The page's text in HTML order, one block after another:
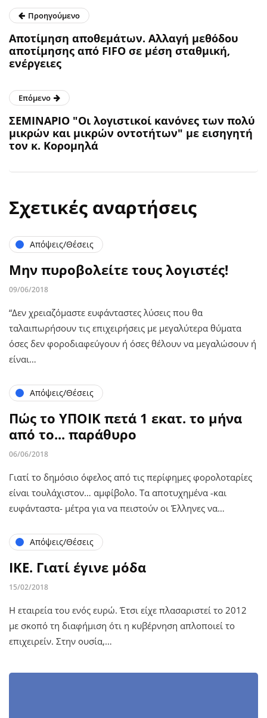
Προηγούμενο
Αποτίμηση αποθεμάτων. Αλλαγή μεθόδου
αποτίμησης από FIFΟ σε μέση σταθμική,
ενέργειες
Επόμενο
ΣΕΜΙΝΑΡΙΟ "Οι λογιστικοί κανόνες των πολύ
μικρών και μικρών οντοτήτων" με εισηγητή
τον κ. Κορομηλά
Σχετικές αναρτήσεις
Απόψεις/Θέσεις
Μην πυροβολείτε τους λογιστές!
09/06/2018
“Δεν χρειαζόμαστε ευφάνταστες λύσεις που θα
ταλαιπωρήσουν τις επιχειρήσεις με μεγαλύτερα θύματα
όσες δεν φοροδιαφεύγουν ή όσες θέλουν να μεγαλώσουν ή
είναι…
Απόψεις/Θέσεις
Πώς το ΥΠΟΙΚ πετά 1 εκατ. το μήνα
από το... παράθυρο
06/06/2018
Γιατί το δημόσιο όφελος από τις περίφημες φορολοταρίες
είναι τουλάχιστον… αμφίβολο. Τα αποτυχημένα -και
ευφάνταστα- μέτρα για να πειστούν οι Έλληνες να…
Απόψεις/Θέσεις
ΙΚΕ. Γιατί έγινε μόδα
15/02/2018
Η εταιρεία του ενός ευρώ. Έτσι είχε πλασαριστεί το 2012
με σκοπό τη διαφήμιση ότι η κυβέρνηση απλοποιεί το
επιχειρείν. Στην ουσία,…